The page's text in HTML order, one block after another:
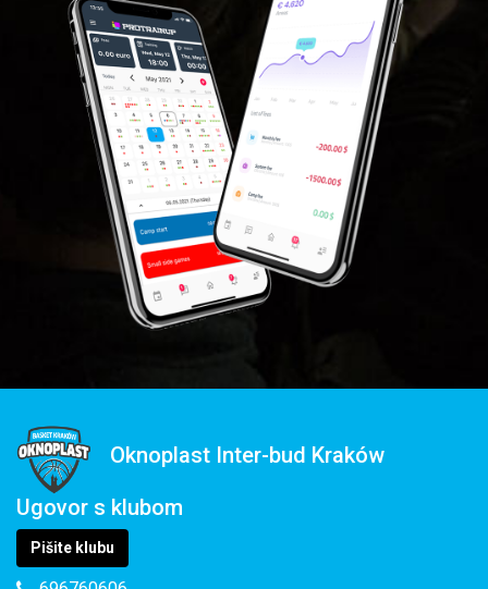
Oknoplast Inter-bud Kraków
Ugovor s klubom
Pišite klubu